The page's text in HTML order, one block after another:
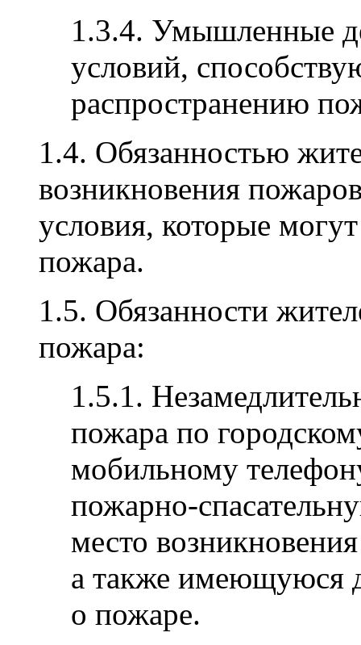
1.3.4. Умышленные
условий,
распространению
1.4. Обязанностью
возникновения
условия, которые
пожара.
1.5. Обязанности
пожара:
1.5.1.
пожара по
мобильному
пожарно-
место
а также имеющуюся
о пожаре.